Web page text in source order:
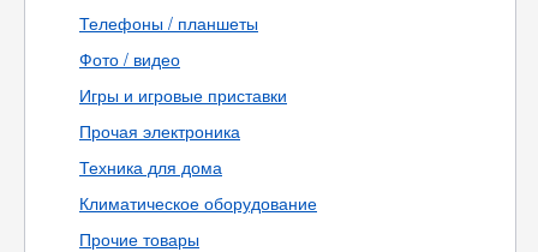
Телефоны / планшеты
Фото / видео
Игры и игровые приставки
Прочая электроника
Техника для дома
Климатическое оборудование
Прочие товары